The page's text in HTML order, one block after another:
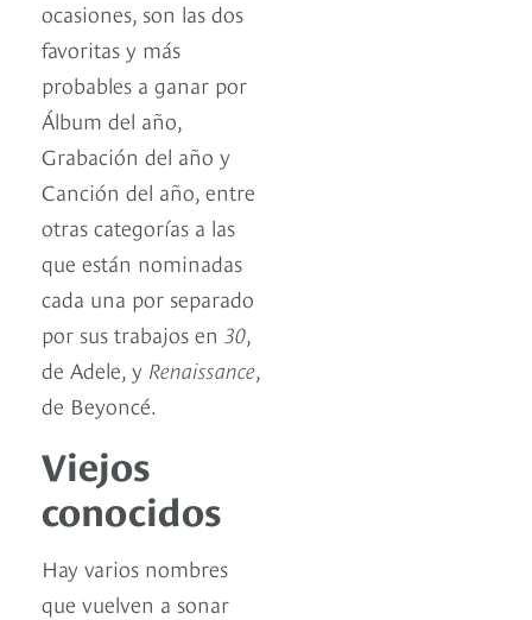
ocasiones, son las dos
favoritas y más
probables a ganar por
Álbum del año,
Grabación del año y
Canción del año, entre
otras categorías a las
que están nominadas
cada una por separado
por sus trabajos en 30,
de Adele, y Renaissance,
de Beyoncé.
Viejos
conocidos
Hay varios nombres
que vuelven a sonar